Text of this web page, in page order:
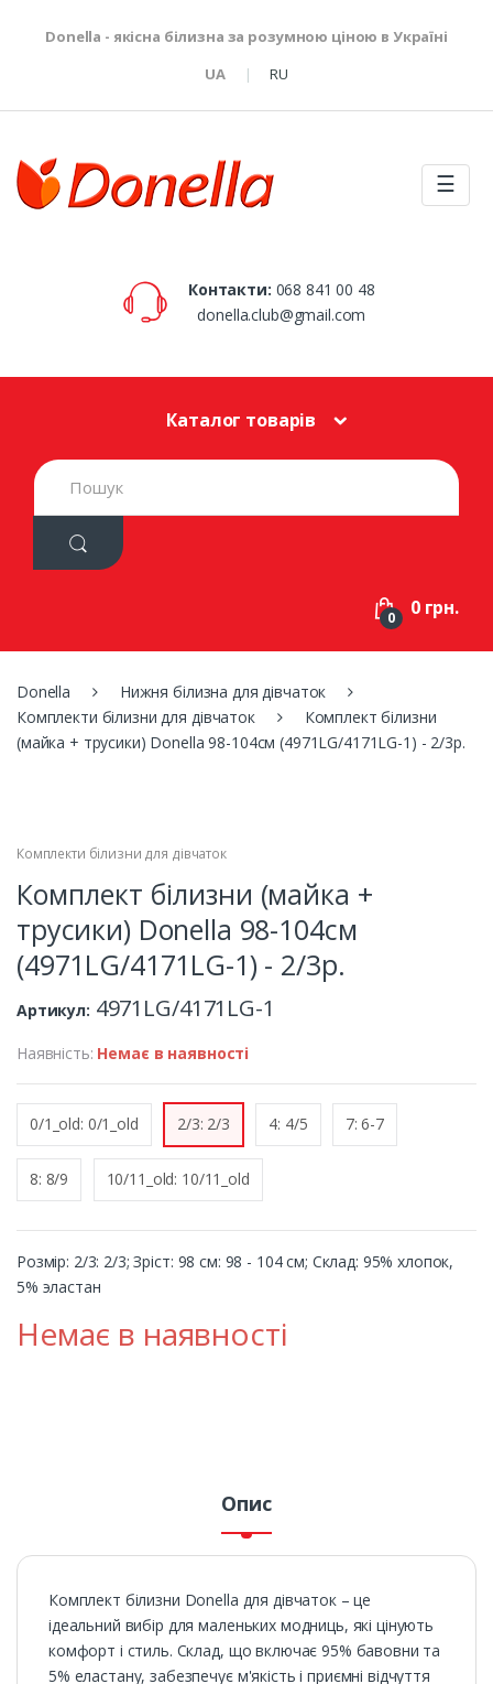
Donella - якісна білизна за розумною ціною в Україні
UA
RU
☰
Контакти: 068 841 00 48
donella.club@gmail.com
Каталог товарів
S
e
h
:
0 0 грн.
Donella
Нижня білизна для дівчаток
Комплекти білизни для дівчаток
Комплект білизни
(майка + трусики) Donella 98-104см (4971LG/4171LG-1) - 2/3р.
Комплекти білизни для дівчаток
Комплект білизни (майка +
трусики) Donella 98-104см
(4971LG/4171LG-1) - 2/3р.
Артикул: 4971LG/4171LG-1
Наявність: Немає в наявності
0/1_old: 0/1_old 2/3: 2/3 4: 4/5 7: 6-7
8: 8/9 10/11_old: 10/11_old
Розмір: 2/3: 2/3; Зріст: 98 см: 98 - 104 см; Cклад: 95% хлопок,
5% эластан
Немає в наявності
Опис
Комплект білизни Donella для дівчаток – це
ідеальний вибір для маленьких модниць, які цінують
комфорт і стиль. Склад, що включає 95% бавовни та
5% еластану, забезпечує м'якість і приємні відчуття